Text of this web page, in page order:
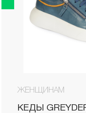
ЖЕНЩИНАМ
КЕДЫ